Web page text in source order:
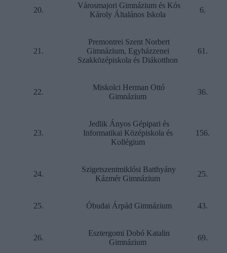
20.
Városmajori Gimnázium és Kós
Károly Általános Iskola
6.
21.
Premontrei Szent Norbert
Gimnázium, Egyházzenei
Szakközépiskola és Diákotthon
61.
22.
Miskolci Herman Ottó
Gimnázium
36.
23.
Jedlik Ányos Gépipari és
Informatikai Középiskola és
Kollégium
156.
24.
Szigetszentmiklósi Batthyány
Kázmér Gimnázium
25.
25. Óbudai Árpád Gimnázium 43.
26.
Esztergomi Dobó Katalin
Gimnázium
69.